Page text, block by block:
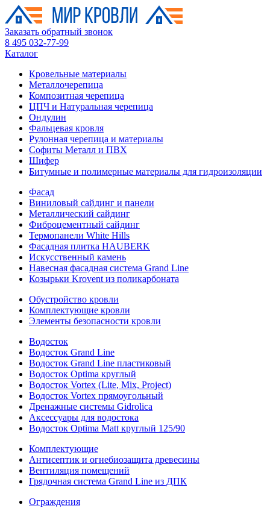
Заказать обратный звонок
8 495 032-77-99
Каталог
Кровельные материалы
Металлочерепица
Композитная черепица
ЦПЧ и Натуральная черепица
Ондулин
Фальцевая кровля
Рулонная черепица и материалы
Софиты Металл и ПВХ
Шифер
Битумные и полимерные материалы для гидроизоляции
Фасад
Виниловый сайдинг и панели
Металлический сайдинг
Фиброцементный сайдинг
Термопанели White Hills
Фасадная плитка HAUBERK
Искусственный камень
Навесная фасадная система Grand Line
Козырьки Krovent из поликарбоната
Обустройство кровли
Комплектующие кровли
Элементы безопасности кровли
Водосток
Водосток Grand Line
Водосток Grand Line пластиковый
Водосток Optima круглый
Водосток Vortex (Lite, Mix, Project)
Водосток Vortex прямоугольный
Дренажные системы Gidrolica
Аксессуары для водостока
Водосток Optima Matt круглый 125/90
Комплектующие
Антисептик и огнебиозащита древесины
Вентиляция помещений
Грядочная система Grand Line из ДПК
Ограждения